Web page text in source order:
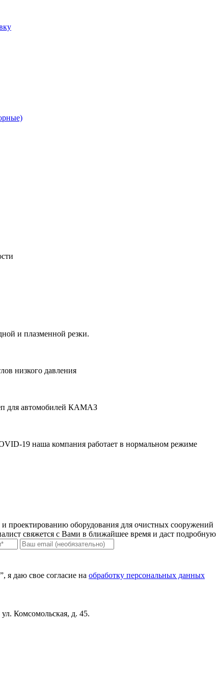
и плазменной резки.
низкого давления
для автомобилей КАМАЗ
19 наша компания работает в нормальном режиме
проектированию оборудования для очистных сооружений
свяжется с Вами в ближайшее время и даст
я даю свое согласие на обработку персональных данных
Комсомольская, д. 45.